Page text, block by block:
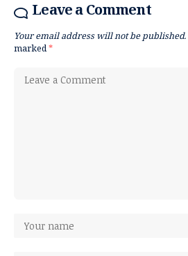
Leave a Comment
Your email address will not be published.
marked*